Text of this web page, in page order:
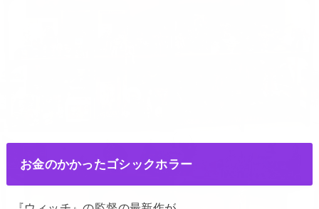
お金のかかったゴシックホラー